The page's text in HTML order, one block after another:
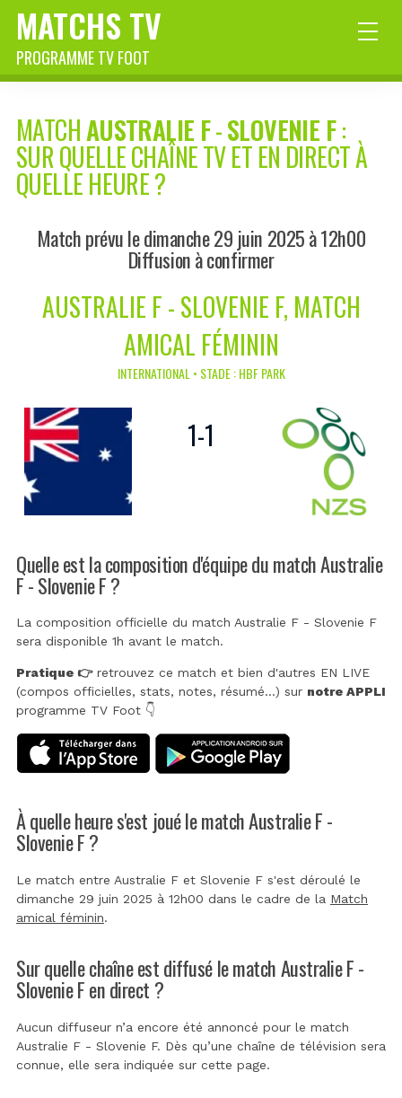
MATCHS TV
PROGRAMME TV FOOT
MATCHAUSTRALIE F-SLOVENIE F:
SUR QUELLE CHAÎNE TV ET EN DIRECT À
QUELLE HEURE ?
Match prévu le dimanche 29 juin 2025 à 12h00
Diffusion à confirmer
AUSTRALIE F - SLOVENIE F, MATCH
AMICAL FÉMININ
INTERNATIONAL • STADE : HBF PARK
1-1
Quelle est la composition d'équipe du match Australie
F - Slovenie F ?
La composition officielle du match Australie F - Slovenie F
sera disponible 1h avant le match.
Pratique 👉retrouvez ce match et bien d'autres EN LIVE
(compos officielles, stats, notes, résumé...) sur notre APPLI
programme TV Foot 👇
À quelle heure s'est joué le match Australie F -
Slovenie F ?
Le match entre Australie F et Slovenie F s'est déroulé le
dimanche 29 juin 2025 à 12h00 dans le cadre de la Match
amical féminin.
Sur quelle chaîne est diffusé le match Australie F -
Slovenie F en direct ?
Aucun diffuseur n’a encore été annoncé pour le match
Australie F - Slovenie F. Dès qu’une chaîne de télévision sera
connue, elle sera indiquée sur cette page.